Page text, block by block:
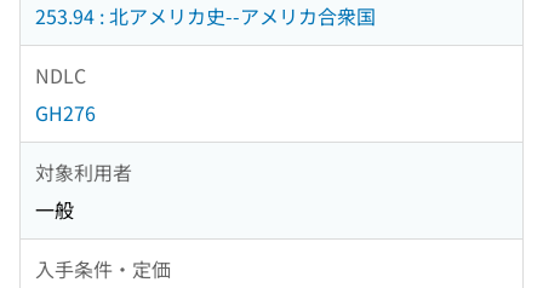
253.94 : 北アメリカ史--アメリカ合衆国
NDLC
GH276
対象利用者
一般
入手条件・定価